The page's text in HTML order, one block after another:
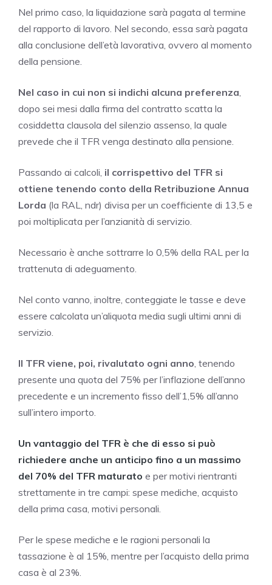
Nel primo caso, la liquidazione sarà pagata al termine
del rapporto di lavoro. Nel secondo, essa sarà pagata
alla conclusione dell’età lavorativa, ovvero al momento
della pensione.
Nel caso in cui non si indichi alcuna preferenza
dopo sei mesi dalla firma del contratto scatta la
cosiddetta clausola del silenzio assenso, la quale
prevede che il TFR venga destinato alla pensione.
Passando ai calcoli, il corrispettivo del TFR si
ottiene tenendo conto della Retribuzione Annua
Lorda (la RAL, ndr) divisa per un coefficiente di 13,5 e
poi moltiplicata per l’anzianità di servizio.
Necessario è anche sottrarre lo 0,5% della RAL per la
trattenuta di adeguamento.
Nel conto vanno, inoltre, conteggiate le tasse e deve
essere calcolata un’aliquota media sugli ultimi anni di
servizio.
Il TFR viene, poi, rivalutato ogni anno , tenendo
presente una quota del 75% per l’inflazione dell’anno
precedente e un incremento fisso dell’1,5% all’anno
sull’intero importo.
Un vantaggio del TFR è che di esso si può
richiedere anche un anticipo fino a un massimo
del 70% del TFR maturato e per motivi rientranti
strettamente in tre campi: spese mediche, acquisto
della prima casa, motivi personali.
Per le spese mediche e le ragioni personali la
tassazione è al 15%, mentre per l’acquisto della prima
casa è al 23%.